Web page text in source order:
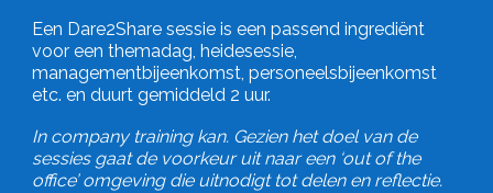
Een Dare2Share sessie is een passend ingrediënt
voor een themadag, heidesessie,
managementbijeenkomst, personeelsbijeenkomst
etc. en duurt gemiddeld 2 uur.
In company training kan. Gezien het doel van de
sessies gaat de voorkeur uit naar een ‘out of the
office’ omgeving die uitnodigt tot delen en reflectie.